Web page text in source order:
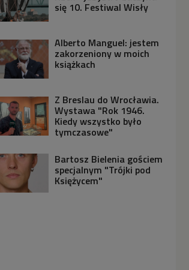
się 10. Festiwal Wisły
Alberto Manguel: jestem
zakorzeniony w moich
książkach
Z Breslau do Wrocławia.
Wystawa "Rok 1946.
Kiedy wszystko było
tymczasowe"
Bartosz Bielenia gościem
specjalnym "Trójki pod
Księżycem"